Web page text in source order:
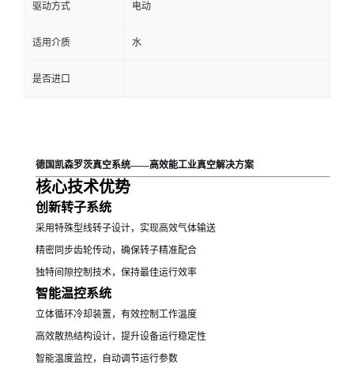
驱动方式 电动
适用介质 水
是否进口
德国凯森罗茨真空系统——高效能工业真空解决方案
核心技术优势
创新转子系统
采用特殊型线转子设计，实现高效气体输送
精密同步齿轮传动，确保转子精准配合
独特间隙控制技术，保持最佳运行效率
智能温控系统
立体循环冷却装置，有效控制工作温度
高效散热结构设计，提升设备运行稳定性
智能温度监控，自动调节运行参数